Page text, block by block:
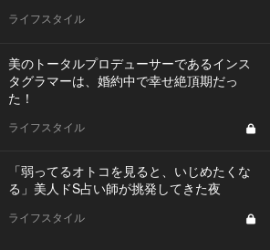
ライフスタイル
美のトータルプロデューサーであるインス
タグラマーは、婚約中で幸せ絶頂期だっ
た！
ライフスタイル
「弱ってるオトコを見ると、いじめたくな
る」美人ドS占い師が挑発してきた夜
ライフスタイル